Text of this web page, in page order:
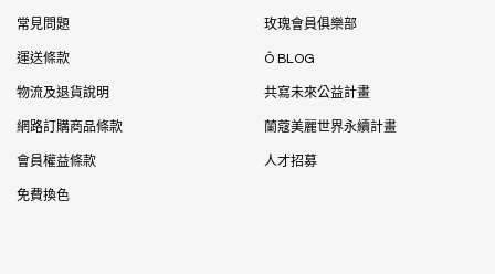
常見問題
運送條款
物流及退貨說明
網路訂購商品條款
會員權益條款
免費換色
玫瑰會員俱樂部
Ô BLOG
共寫未來公益計畫
蘭蔻美麗世界永續計畫
人才招募